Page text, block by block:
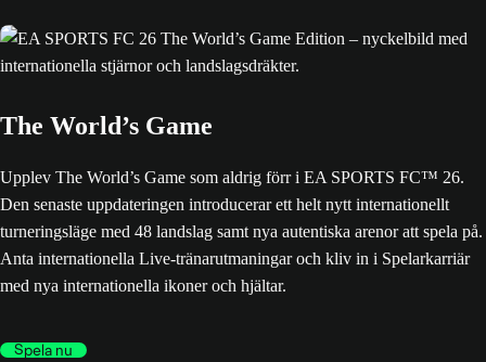
The World’s Game
Upplev The World’s Game som aldrig förr i EA SPORTS FC™ 26.
Den senaste uppdateringen introducerar ett helt nytt internationellt
turneringsläge med 48 landslag samt nya autentiska arenor att spela på.
Anta internationella Live-tränarutmaningar och kliv in i Spelarkarriär
med nya internationella ikoner och hjältar.
Spela nu